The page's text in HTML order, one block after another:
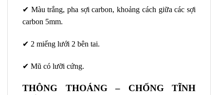
✔ Màu trắng, pha sợi carbon, khoảng cách giữa các sợi
carbon 5mm.
✔ 2 miếng lưới 2 bên tai.
✔ Mũ có lưỡi cứng.
THÔNG THOÁNG – CHỐNG TĨNH